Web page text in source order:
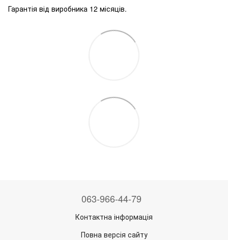
Гарантія від виробника 12 місяців.
063-966-44-79
Контактна інформація
Повна версія сайту